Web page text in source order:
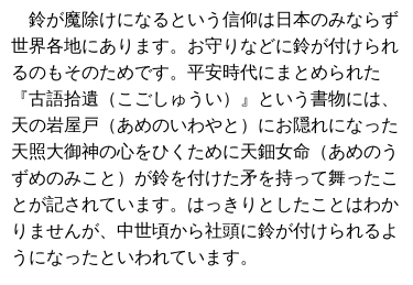
鈴が魔除けになるという信仰は日本のみならず
世界各地にあります。お守りなどに鈴が付けられ
るのもそのためです。平安時代にまとめられた
『古語拾遺（こごしゅうい）』という書物には、
天の岩屋戸（あめのいわやと）にお隠れになった
天照大御神の心をひくために天鈿女命（あめのう
ずめのみこと）が鈴を付けた矛を持って舞ったこ
とが記されています。はっきりとしたことはわか
りませんが、中世頃から社頭に鈴が付けられるよ
うになったといわれています。